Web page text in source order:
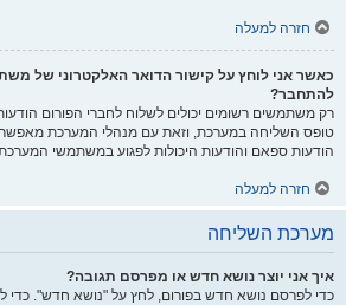
חזרה למעלה
כאשר אני לוחץ על קישור הדואר האלקטרוני של
להתחבר?
רק משתמשים רשומים יכולים לשלוח לחברי הפורום
טופס השליחה במערכת, וזאת עם מנהלי המערכת
הודעות ספאם והודעות היכולות לפגוע במשתמשי
חזרה למעלה
מערכת השליחה
איך אני יוצר נושא חדש או מפרסם תגובה?
כדי לפרסם נושא חדש בפורום, לחץ על "נושא חדש". כדי